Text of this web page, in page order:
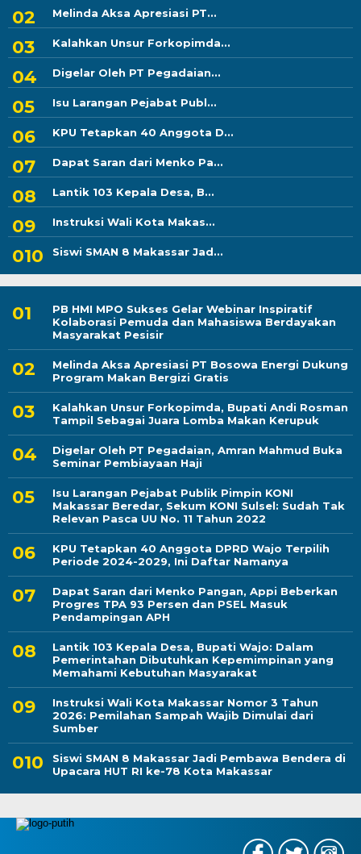
Melinda Aksa Apresiasi PT...
Kalahkan Unsur Forkopimda...
Digelar Oleh PT Pegadaian...
Isu Larangan Pejabat Publ...
KPU Tetapkan 40 Anggota D...
Dapat Saran dari Menko Pa...
Lantik 103 Kepala Desa, B...
Instruksi Wali Kota Makas...
Siswi SMAN 8 Makassar Jad...
PB HMI MPO Sukses Gelar Webinar Inspiratif
Kolaborasi Pemuda dan Mahasiswa Berdayakan
Masyarakat Pesisir
Melinda Aksa Apresiasi PT Bosowa Energi Dukung
Program Makan Bergizi Gratis
Kalahkan Unsur Forkopimda, Bupati Andi Rosman
Tampil Sebagai Juara Lomba Makan Kerupuk
Digelar Oleh PT Pegadaian, Amran Mahmud Buka
Seminar Pembiayaan Haji
Isu Larangan Pejabat Publik Pimpin KONI
Makassar Beredar, Sekum KONI Sulsel: Sudah Tak
Relevan Pasca UU No. 11 Tahun 2022
KPU Tetapkan 40 Anggota DPRD Wajo Terpilih
Periode 2024-2029, Ini Daftar Namanya
Dapat Saran dari Menko Pangan, Appi Beberkan
Progres TPA 93 Persen dan PSEL Masuk
Pendampingan APH
Lantik 103 Kepala Desa, Bupati Wajo: Dalam
Pemerintahan Dibutuhkan Kepemimpinan yang
Memahami Kebutuhan Masyarakat
Instruksi Wali Kota Makassar Nomor 3 Tahun
2026: Pemilahan Sampah Wajib Dimulai dari
Sumber
Siswi SMAN 8 Makassar Jadi Pembawa Bendera di
Upacara HUT RI ke-78 Kota Makassar